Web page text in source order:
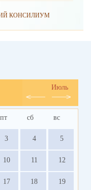
КОНСИЛИУМ
Июль
пт сб вс
3 4 5
10 11 12
17 18 19